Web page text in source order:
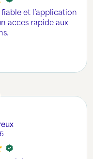
et l’application
acces rapide aux